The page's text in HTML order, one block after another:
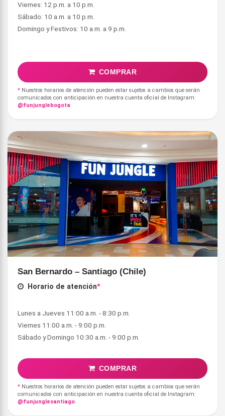
Viernes: 12 p.m. a 10 p.m.
Sábado: 10 a.m. a 10 p.m.
Domingo y Festivos: 10 a.m. a 9 p.m.
COMPRAR
* Nuestros horarios de atención pueden estar sujetos a cambios que serán
comunicados con anticipación en nuestra cuenta oficial de Instagram:
@funjunglebogota
San Bernardo – Santiago (Chile)
Horario de atención*
Lunes a Jueves 11:00 a.m. - 8:30 p.m.
Viernes 11:00 a.m. - 9:00 p.m.
COMPRAR
* Nuestros horarios de atención pueden estar sujetos a cambios que serán
comunicados con anticipación en nuestra cuenta oficial de Instagram:
@funjunglesantiago